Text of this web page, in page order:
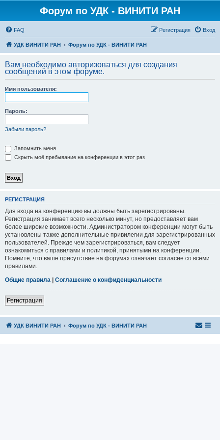
Форум по УДК - ВИНИТИ РАН
FAQ Вход
Регистрация
УДК ВИНИТИ РАН Форум по УДК - ВИНИТИ РАН
Вам необходимо авторизоваться для создания
сообщений в этом форуме.
Имя пользователя:
Пароль:
Забыли пароль?
Запомнить меня
Скрыть моё пребывание на конференции в этот раз
РЕГИСТРАЦИЯ
Для входа на конференцию вы должны быть зарегистрированы.
Регистрация занимает всего несколько минут, но предоставляет вам
более широкие возможности. Администратором конференции могут быть
установлены также дополнительные привилегии для зарегистрированных
пользователей. Прежде чем зарегистрироваться, вам следует
ознакомиться с правилами и политикой, принятыми на конференции.
Помните, что ваше присутствие на форумах означает согласие со всеми
правилами.
Общие правила | Соглашение о конфиденциальности
Регистрация
УДК ВИНИТИ РАН Форум по УДК - ВИНИТИ РАН